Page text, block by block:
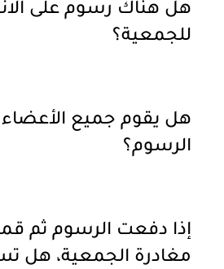
هل هناك رسوم على
للجمعية؟
هل يقوم جميع
الرسوم؟
إذا دفعت الرسوم ثم
مغادرة الجمعية، هل